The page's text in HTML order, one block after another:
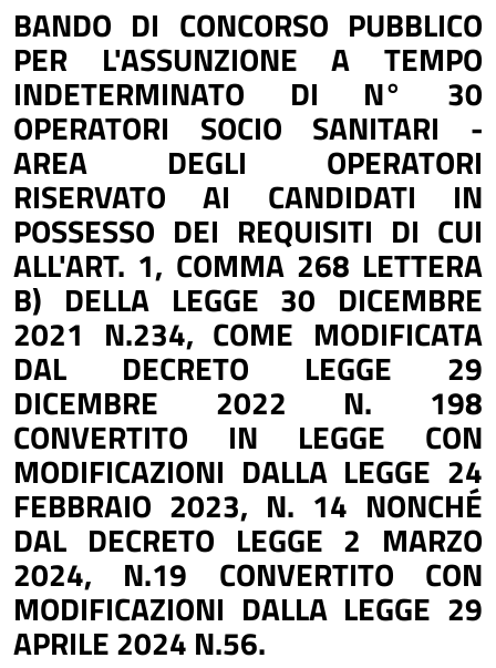
BANDO DI CONCORSO PUBBLICO
PER L'ASSUNZIONE A TEMPO
INDETERMINATO DI N° 30
OPERATORI SOCIO SANITARI -
AREA DEGLI OPERATORI
RISERVATO AI CANDIDATI IN
POSSESSO DEI REQUISITI DI CUI
ALL'ART. 1, COMMA 268 LETTERA
B) DELLA LEGGE 30 DICEMBRE
2021 N.234, COME MODIFICATA
DAL DECRETO LEGGE 29
DICEMBRE 2022 N. 198
CONVERTITO IN LEGGE CON
MODIFICAZIONI DALLA LEGGE 24
FEBBRAIO 2023, N. 14 NONCHÉ
DAL DECRETO LEGGE 2 MARZO
2024, N.19 CONVERTITO CON
MODIFICAZIONI DALLA LEGGE 29
APRILE 2024 N.56.